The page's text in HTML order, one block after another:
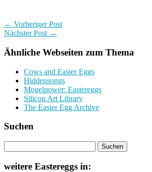
← Vorheriger Post
Nächster Post →
Ähnliche Webseiten zum Thema
Cows and Easter Eggs
Hiddensongs
Mogelpower: Eastereggs
Silicon Art Library
The Easter Egg Archive
Suchen
weitere Eastereggs in: